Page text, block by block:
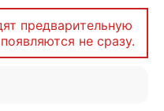
предварительную
не сразу.